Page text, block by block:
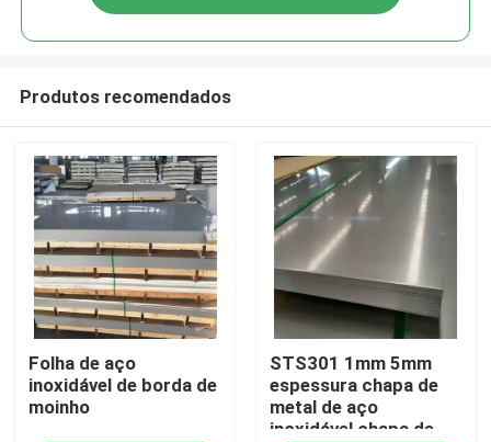
Produtos recomendados
Folha de aço
inoxidável de borda de
moinho
STS301 1mm 5mm
espessura chapa de
metal de aço
inoxidável chapa de